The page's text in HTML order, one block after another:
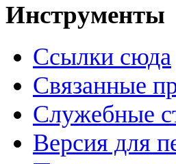
Инструменты
Ссылки сюда
Связанные
Служебные
Версия для